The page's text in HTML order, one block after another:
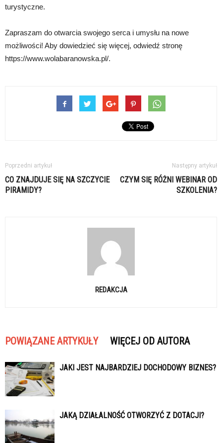
turystyczne.
Zapraszam do otwarcia swojego serca i umysłu na nowe
możliwości! Aby dowiedzieć się więcej, odwiedź stronę
https://www.wolabaranowska.pl/.
Poprzedni artykuł
CO ZNAJDUJE SIĘ NA SZCZYCIE
PIRAMIDY?
Następny artykuł
CZYM SIĘ RÓŻNI WEBINAR OD
SZKOLENIA?
REDAKCJA
POWIĄZANE ARTYKUŁY WIĘCEJ OD AUTORA
JAKI JEST NAJBARDZIEJ DOCHODOWY BIZNES?
JAKĄ DZIAŁALNOŚĆ OTWORZYĆ Z DOTACJI?